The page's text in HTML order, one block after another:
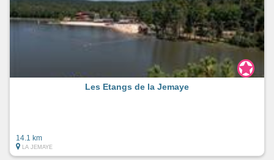
Les Etangs de la Jemaye
14.1 km
LA JEMAYE